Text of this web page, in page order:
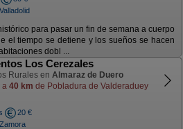
para pasar un fin de semana a cuerpo
el tiempo se detiene y los sueños se hacen
dobl ...
Los Cerezales
Rurales en Almaraz de Duero
a 40 km de Pobladura de Valderaduey
20 €